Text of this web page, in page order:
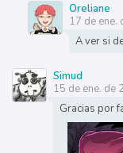
Oreliane
17 de ene.
A ver si
Simud
15 de ene. de
Gracias por